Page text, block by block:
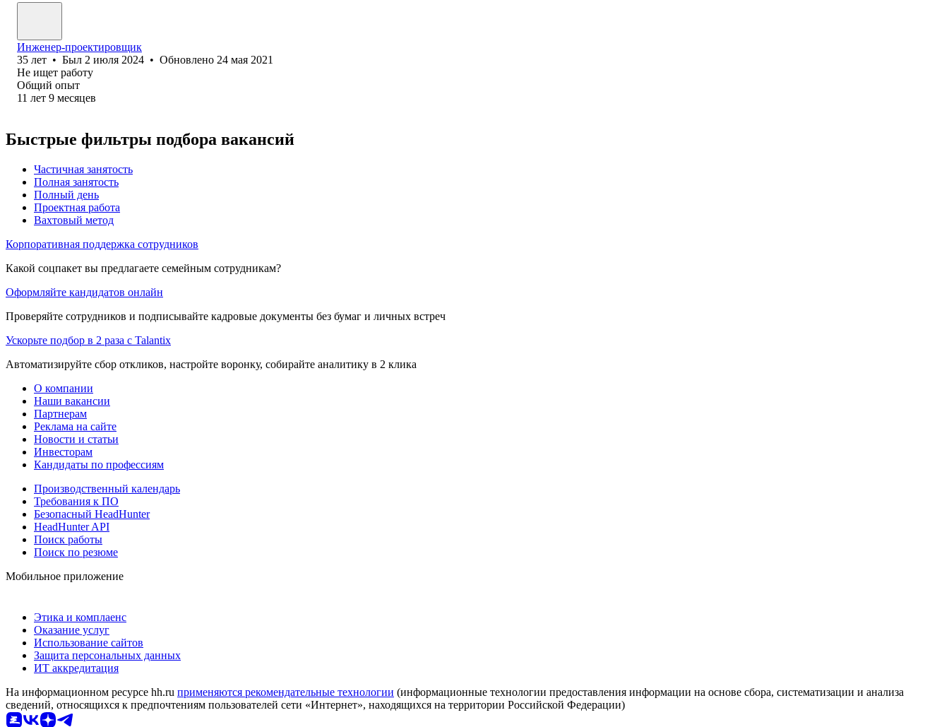
Инженер-проектировщик
35 лет • Был 2 июля 2024 • Обновлено 24 мая 2021
Не ищет работу
Общий опыт
11 лет 9 месяцев
Быстрые фильтры подбора вакансий
Частичная занятость
Полная занятость
Полный день
Проектная работа
Вахтовый метод
Корпоративная поддержка сотрудников
Какой соцпакет вы предлагаете семейным сотрудникам?
Оформляйте кандидатов онлайн
Проверяйте сотрудников и подписывайте кадровые документы без бумаг и личных встреч
Ускорьте подбор в 2 раза с Talantix
Автоматизируйте сбор откликов, настройте воронку, собирайте аналитику в 2 клика
О компании
Наши вакансии
Партнерам
Реклама на сайте
Новости и статьи
Инвесторам
Кандидаты по профессиям
Производственный календарь
Требования к ПО
Безопасный HeadHunter
HeadHunter API
Поиск работы
Поиск по резюме
Мобильное приложение
Этика и комплаенс
Оказание услуг
Использование сайтов
Защита персональных данных
ИТ аккредитация
На информационном ресурсе hh.ru применяются рекомендательные технологии (информационные технологии предоставления информации на основе сбора, систематизации и анализа
сведений, относящихся к предпочтениям пользователей сети «Интернет», находящихся на территории Российской Федерации)